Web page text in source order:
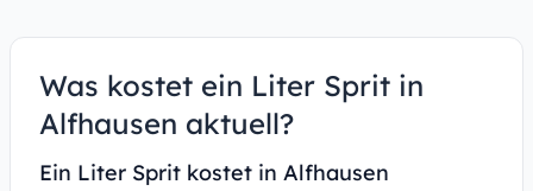
Was kostet ein Liter Sprit in
Alfhausen aktuell?
Ein Liter Sprit kostet in Alfhausen